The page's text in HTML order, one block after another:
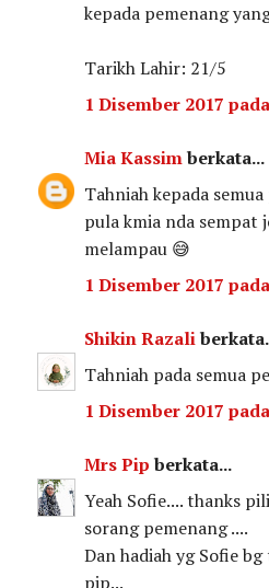
kepada pemenang
Tarikh Lahir: 21/5
1 Disember 2017
Mia Kassimberkata...
Tahniah kepada
pula kmia nda sempat
melampau 😅
1 Disember 2017
Shikin Razali
Tahniah pada semua
1 Disember 2017
Mrs Pip berkata...
Yeah Sofie.... thanks
sorang pemenang ....
Dan hadiah yg Sofie
pip...